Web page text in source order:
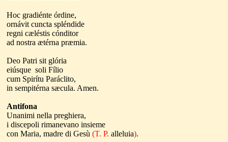
Hoc gradiénte órdine,
ornávit cuncta spléndide
regni cæléstis cónditor
ad nostra ætérna præmia.
Deo Patri sit glória
eiúsque soli Fílio
cum Spirítu Paráclito,
in sempitérna sæcula. Amen.
Antifona
Unanimi nella preghiera,
i discepoli rimanevano insieme
con Maria, madre di Gesù (T. P. alleluia).